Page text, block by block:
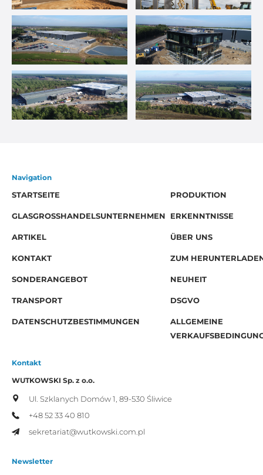
Navigation
STARTSEITE
PRODUKTION
GLASGROSSHANDELSUNTERNEHMEN ERKENNTNISSE
ARTIKEL ÜBER UNS
KONTAKT ZUM
SONDERANGEBOT NEUHEIT
TRANSPORT DSGVO
DATENSCHUTZBESTIMMUNGEN
ALLGEMEINE
Kontakt
WUTKOWSKI Sp. z o.o.
Ul. Szklanych Domów 1, 89-530 Śliwice
+48 52 33 40 810
sekretariat@wutkowski.com.pl
Newsletter